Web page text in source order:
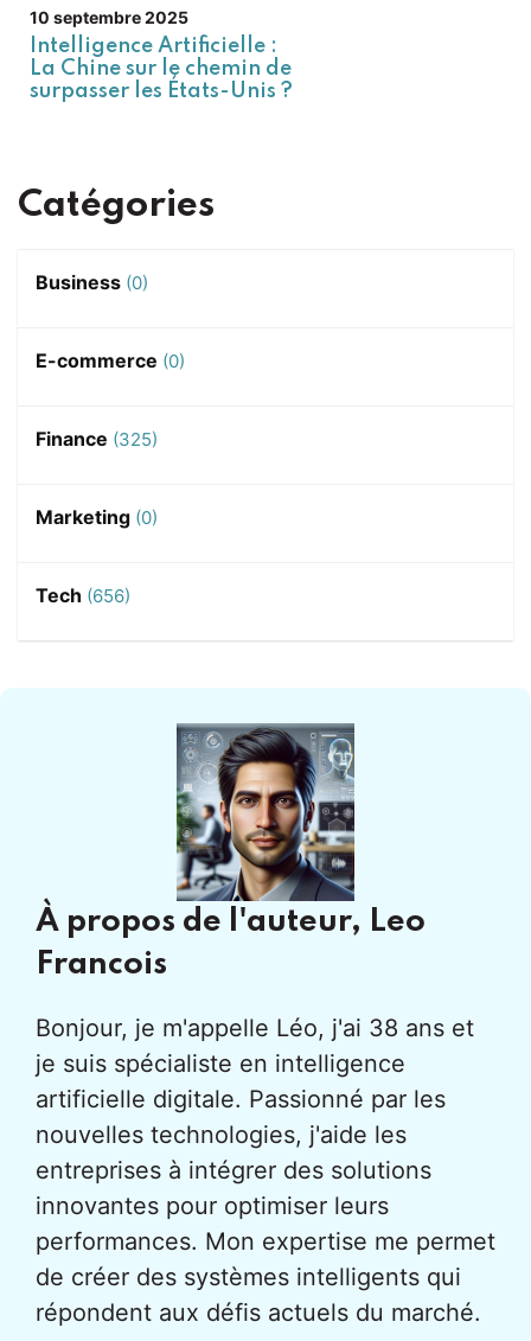
10 septembre 2025
Intelligence Artificielle :
La Chine sur le chemin de
surpasser les États-Unis ?
Catégories
Business (0)
E-commerce (0)
Finance (325)
Marketing (0)
Tech (656)
À propos de l'auteur, Leo
Francois
Bonjour, je m'appelle Léo, j'ai 38 ans et
je suis spécialiste en intelligence
artificielle digitale. Passionné par les
nouvelles technologies, j'aide les
entreprises à intégrer des solutions
innovantes pour optimiser leurs
performances. Mon expertise me permet
de créer des systèmes intelligents qui
répondent aux défis actuels du marché.